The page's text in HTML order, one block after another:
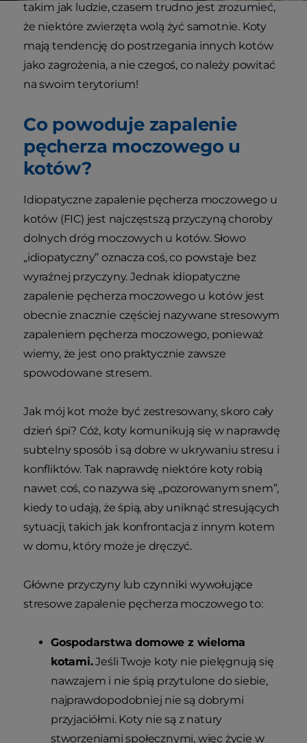
takim jak ludzie, czasem trudno jest zrozumieć,
że niektóre zwierzęta wolą żyć samotnie. Koty
mają tendencję do postrzegania innych kotów
jako zagrożenia, a nie czegoś, co należy powitać
na swoim terytorium!
Co powoduje zapalenie
pęcherza moczowego u
kotów?
Idiopatyczne zapalenie pęcherza moczowego u
kotów (FIC) jest najczęstszą przyczyną choroby
dolnych dróg moczowych u kotów. Słowo
„idiopatyczny” oznacza coś, co powstaje bez
wyraźnej przyczyny. Jednak idiopatyczne
zapalenie pęcherza moczowego u kotów jest
obecnie znacznie częściej nazywane stresowym
zapaleniem pęcherza moczowego, ponieważ
wiemy, że jest ono praktycznie zawsze
spowodowane stresem.
Jak mój kot może być zestresowany, skoro cały
dzień śpi? Cóż, koty komunikują się w naprawdę
subtelny sposób i są dobre w ukrywaniu stresu i
konfliktów. Tak naprawdę niektóre koty robią
nawet coś, co nazywa się „pozorowanym snem”,
kiedy to udają, że śpią, aby uniknąć stresujących
sytuacji, takich jak konfrontacja z innym kotem
w domu, który może je dręczyć.
Główne przyczyny lub czynniki wywołujące
stresowe zapalenie pęcherza moczowego to:
Gospodarstwa domowe z wieloma
kotami.Jeśli Twoje koty nie pielęgnują się
nawzajem i nie śpią przytulone do siebie,
najprawdopodobniej nie są dobrymi
przyjaciółmi. Koty nie są z natury
stworzeniami społecznymi, więc życie w